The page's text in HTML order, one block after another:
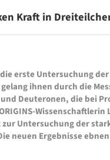
Kraft in
erste Untersuchung
ihnen durch die
Deuteronen, die bei
Untersuchung der
neuen Ergebnisse